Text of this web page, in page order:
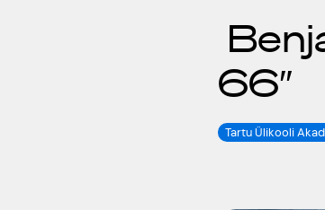
66″
Tartu Ülikooli